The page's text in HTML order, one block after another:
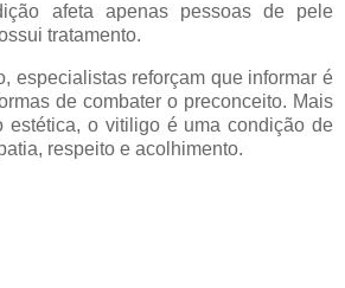
afeta apenas pessoas de pele
tratamento.
especialistas reforçam que informar é
de combater o preconceito. Mais
estética, o vitiligo é uma condição de
respeito e acolhimento.